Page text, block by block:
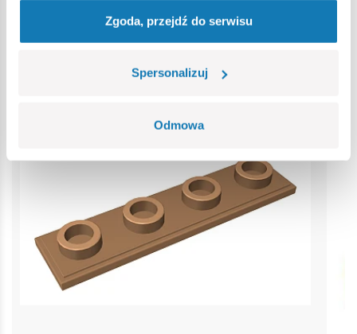
Zgoda, przejdź do serwisu
Spersonalizuj
Odmowa
Bestsellery w kategorii